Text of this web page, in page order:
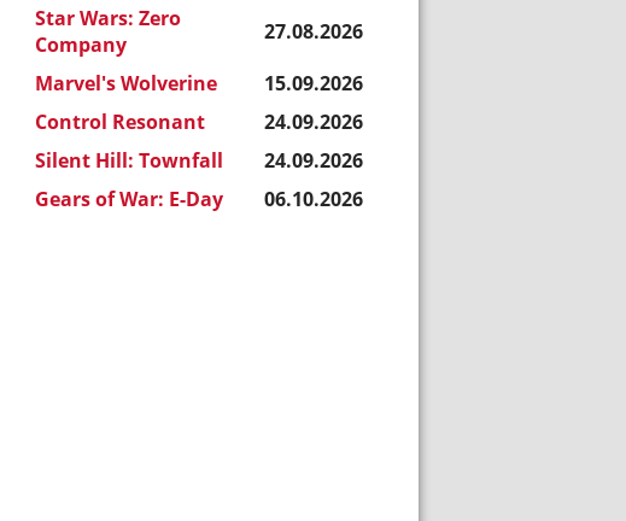
Star Wars: Zero
Company
27.08.2026
Marvel's Wolverine
15.09.2026
Control Resonant
24.09.2026
Silent Hill: Townfall
24.09.2026
Gears of War: E-Day
06.10.2026